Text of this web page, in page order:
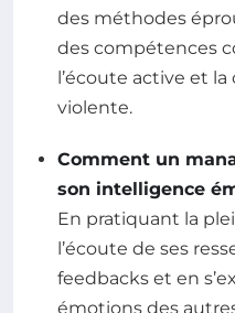
des méthodes
des compétences
l’écoute active et
violente.
Comment un
son intelligence
En pratiquant la
l’écoute de ses
feedbacks et en
émotions des